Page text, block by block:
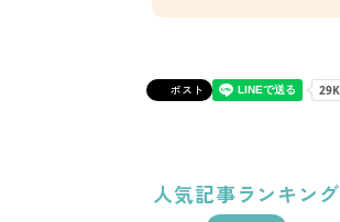
人気記事ランキング
ポスト